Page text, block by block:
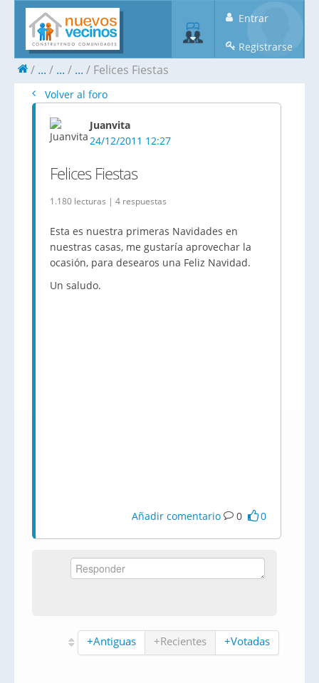
Entrar
Registrarse
... ... ... Felices Fiestas
Volver al foro
Juanvita
24/12/2011 12:27
Felices Fiestas
1.180 lecturas | 4 respuestas
Esta es nuestra primeras Navidades en
nuestras casas, me gustaría aprovechar la
ocasión, para desearos una Feliz Navidad.
Un saludo.
Añadir comentario 0 0
+Antiguas +Recientes +Votadas